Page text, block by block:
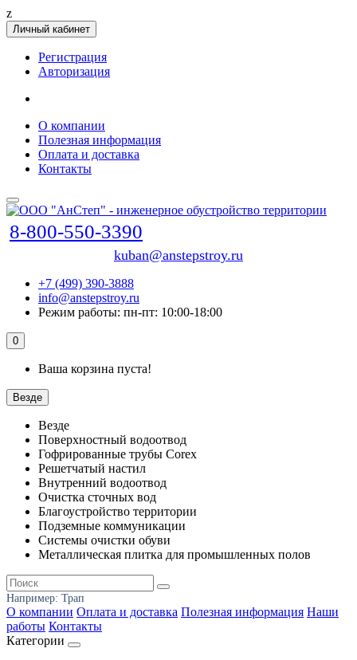
z
Личный кабинет
Регистрация
Авторизация
О компании
Полезная информация
Оплата и доставка
Контакты
8-800-550-3390
kuban@anstepstroy.ru
+7 (499) 390-3888
info@anstepstroy.ru
Режим работы: пн-пт: 10:00-18:00
0
Ваша корзина пуста!
Везде
Везде
Поверхностный водоотвод
Гофрированные трубы Corex
Решетчатый настил
Внутренний водоотвод
Очистка сточных вод
Благоустройство территории
Подземные коммуникации
Системы очистки обуви
Металлическая плитка для промышленных полов
Например: Трап
О компании Оплата и доставка Полезная информация Наши
работы Контакты
Категории